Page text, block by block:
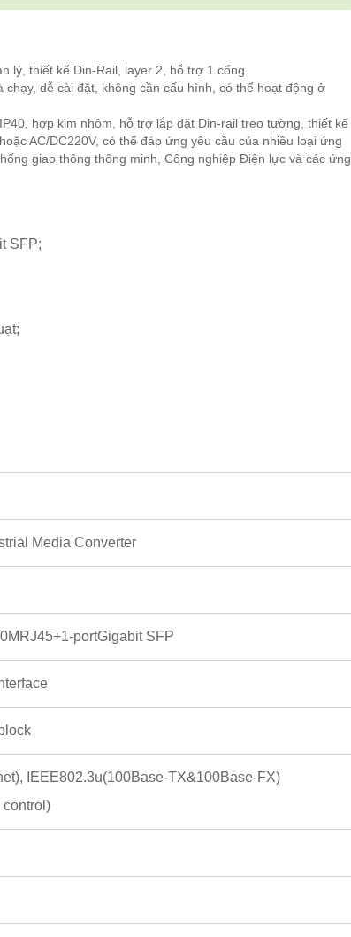
lý, thiết kế Din-Rail, layer 2, hỗ trợ 1 cổng
dễ cài đặt, không cần cấu hình, có thể hoạt động ở
hợp kim nhôm, hỗ trợ lắp đặt Din-rail treo tường, thiết kế
AC/DC220V, có thể đáp ứng yêu cầu của nhiều loại ứng
giao thông thông minh, Công nghiệp Điện lực và các ứng
SFP;
Media Converter
portGigabit SFP
IEEE802.3u(100Base-TX&100Base-FX)
control)